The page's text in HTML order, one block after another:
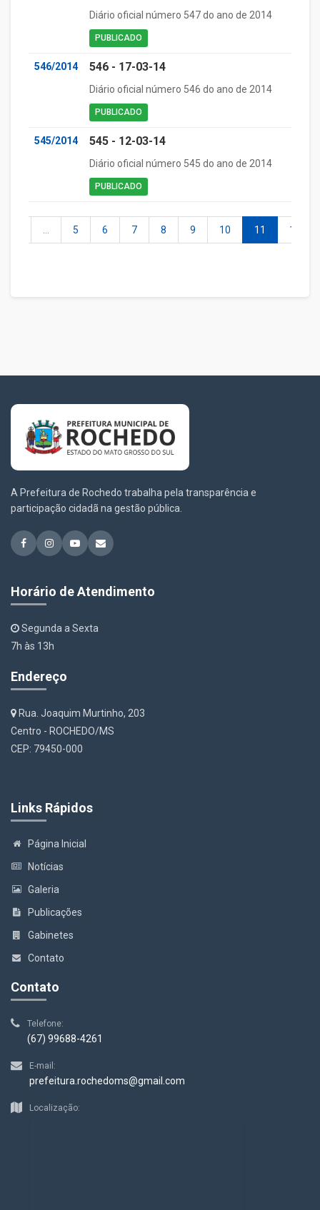
Diário oficial número 547 do ano de 2014
PUBLICADO
546/2014 546 - 17-03-14
Diário oficial número 546 do ano de 2014
PUBLICADO
545/2014 545 - 12-03-14
Diário oficial número 545 do ano de 2014
PUBLICADO
5 6 7 8 9 10 11 12
A Prefeitura de Rochedo trabalha pela transparência e
participação cidadã na gestão pública.
Horário de Atendimento
Segunda a Sexta
7h às 13h
Endereço
Rua. Joaquim Murtinho, 203
Centro - ROCHEDO/MS
CEP: 79450-000
Links Rápidos
Página Inicial
Notícias
Galeria
Publicações
Gabinetes
Contato
Contato
Telefone:
(67) 99688-4261
E-mail:
prefeitura.rochedoms@gmail.com
Localização: